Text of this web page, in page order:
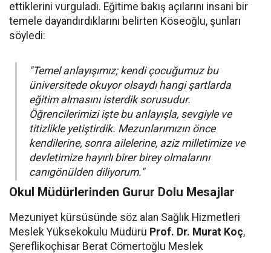
ettiklerini vurguladı. Eğitime bakış açılarını insani bir
temele dayandırdıklarını belirten Köseoğlu, şunları
söyledi:
"Temel anlayışımız; kendi çocuğumuz bu
üniversitede okuyor olsaydı hangi şartlarda
eğitim almasını isterdik sorusudur.
Öğrencilerimizi işte bu anlayışla, sevgiyle ve
titizlikle yetiştirdik. Mezunlarımızın önce
kendilerine, sonra ailelerine, aziz milletimize ve
devletimize hayırlı birer birey olmalarını
canıgönülden diliyorum."
Okul Müdürlerinden Gurur Dolu Mesajlar
Mezuniyet kürsüsünde söz alan Sağlık Hizmetleri
Meslek Yüksekokulu Müdürü Prof. Dr. Murat Koç,
Şereflikoçhisar Berat Cömertoğlu Meslek